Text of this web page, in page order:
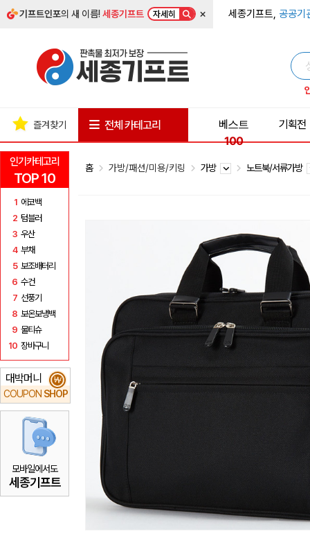
기프트인포의 새 이름!세종기프트 자세히 × 세종기프트, 공공기
인기카테고리
TOP 10
1 에코백
2 텀블러
3 우산
4 부채
5 보조배터리
6 수건
7 선풍기
8 보온보냉백
9 물티슈
10 장바구니
대박머니
COUPON SHOP
₩
모바일에서도
세종기프트
즐겨찾기 전체 카테고리
베스트
100
기획전
홈 가방/패션/미용/키링 가방 노트북/서류가방